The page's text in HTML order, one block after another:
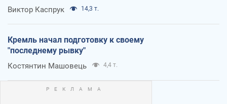
Виктор Каспрук 14,3 т.
Кремль начал подготовку к своему
"последнему рывку"
Костянтин Машовець 4,4 т.